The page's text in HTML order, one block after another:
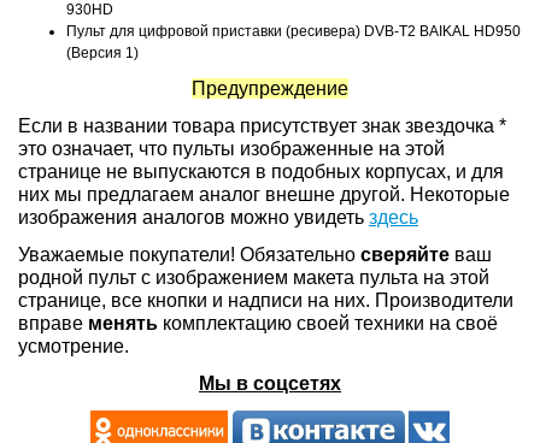
930HD
Пульт для цифровой приставки (ресивера) DVB-T2 BAIKAL HD950
(Версия 1)
Предупреждение
Если в названии товара присутствует знак звездочка *
это означает, что пульты изображенные на этой
странице не выпускаются в подобных корпусах, и для
них мы предлагаем аналог внешне другой. Некоторые
изображения аналогов можно увидеть здесь
Уважаемые покупатели! Обязательно сверяйте ваш
родной пульт с изображением макета пульта на этой
странице, все кнопки и надписи на них. Производители
вправе менять комплектацию своей техники на своё
усмотрение.
Мы в соцсетях